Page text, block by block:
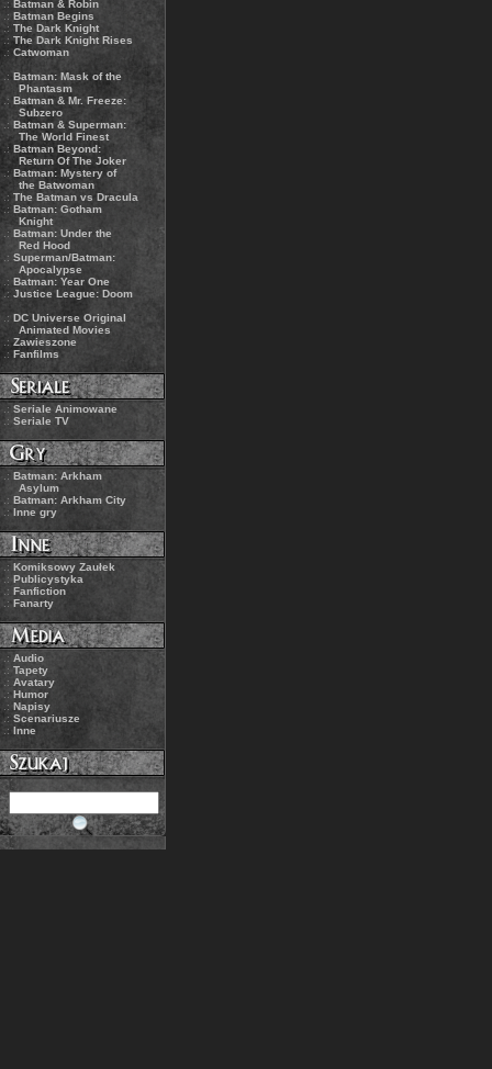
.: Batman & Robin
.: Batman Begins
.: The Dark Knight
.: The Dark Knight Rises
.: Catwoman
.:Batman: Mask of the
Phantasm
.: Batman & Mr. Freeze:
Subzero
.: Batman & Superman:
The World Finest
.: Batman Beyond:
Return Of The Joker
.: Batman: Mystery of
the Batwoman
.: The Batman vs Dracula
.: Batman: Gotham
Knight
.: Batman: Under the
Red Hood
.: Superman/Batman:
Apocalypse
.: Batman: Year One
.: Justice League: Doom
.: DC Universe Original
Animated Movies
.: Zawieszone
.: Fanfilms
.: Seriale Animowane
.: Seriale TV
.: Batman: Arkham
Asylum
.: Batman: Arkham City
.:Inne gry
.: Komiksowy Zaułek
.: Publicystyka
.: Fanfiction
.:Fanarty
.: Audio
.: Tapety
.: Avatary
.:Humor
.: Napisy
.: Scenariusze
.: Inne